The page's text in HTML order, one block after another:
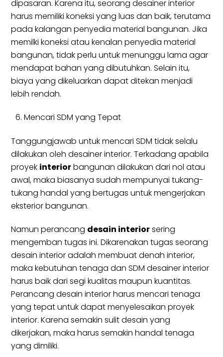
dipasaran. Karena itu, seorang desainer interior
harus memiliki koneksi yang luas dan baik, terutama
pada kalangan penyedia material bangunan. Jika
memilki koneksi atau kenalan penyedia material
bangunan, tidak perlu untuk menunggu lama agar
mendapat bahan yang dibutuhkan. Selain itu,
biaya yang dikeluarkan dapat ditekan menjadi
lebih rendah.
Mencari SDM yang Tepat
Tanggungjawab untuk mencari SDM tidak selalu
dilakukan oleh desainer interior. Terkadang apabila
proyek interiorbangunan dilakukan dari nol atau
awal, maka biasanya sudah mempunyai tukang-
tukang handal yang bertugas untuk mengerjakan
eksterior bangunan.
Namun perancang desain interiorsering
mengemban tugas ini. Dikarenakan tugas seorang
desain interior adalah membuat denah interior,
maka kebutuhan tenaga dan SDM desainer interior
harus baik dari segi kualitas maupun kuantitas.
Perancang desain interior harus mencari tenaga
yang tepat untuk dapat menyelesaikan proyek
interior. Karena semakin sulit desain yang
dikerjakan, maka harus semakin handal tenaga
yang dimiliki.